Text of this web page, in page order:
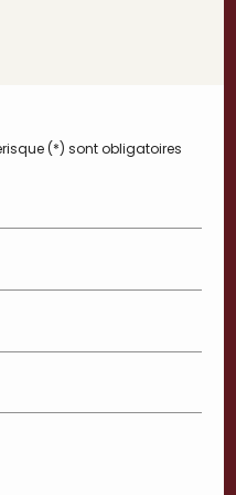
(*) sont obligatoires